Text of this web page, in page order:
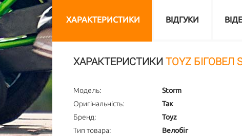
ХАРАКТЕРИСТИКИ ВІДГУКИ
ХАРАКТЕРИСТИКИ TOYZ БІГОВЕЛ
Модель:
Storm
Оригінальність:
Так
Бренд:
Toyz
Тип товара:
Велобіг